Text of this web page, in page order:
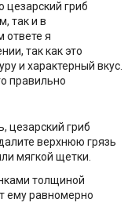
цезарский гриб
так и в
ответе я
так как это
и характерный вкус.
правильно
цезарский гриб
верхнюю грязь
мягкой щетки.
толщиной
ему равномерно